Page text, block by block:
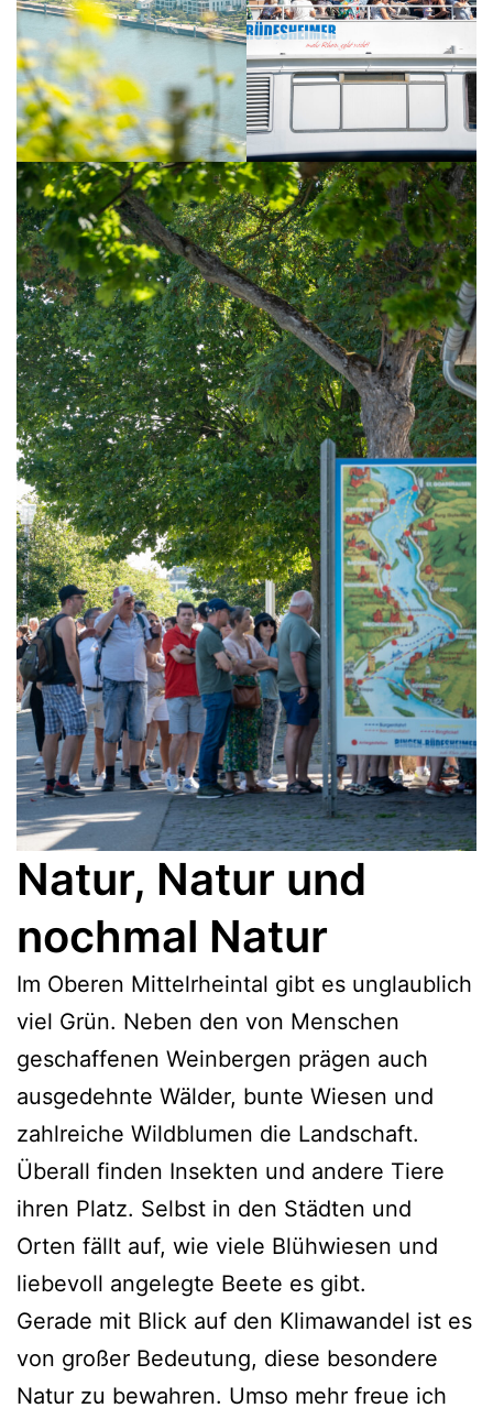
Natur, Natur und
nochmal Natur
Im Oberen Mittelrheintal gibt es unglaublich
viel Grün. Neben den von Menschen
geschaffenen Weinbergen prägen auch
ausgedehnte Wälder, bunte Wiesen und
zahlreiche Wildblumen die Landschaft.
Überall finden Insekten und andere Tiere
ihren Platz. Selbst in den Städten und
Orten fällt auf, wie viele Blühwiesen und
liebevoll angelegte Beete es gibt.
Gerade mit Blick auf den Klimawandel ist es
von großer Bedeutung, diese besondere
Natur zu bewahren. Umso mehr freue ich